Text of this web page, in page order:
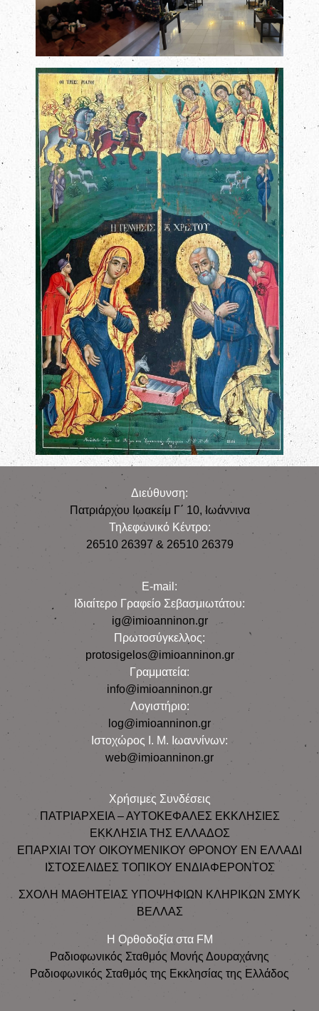
Διεύθυνση:
Πατριάρχου Ιωακείμ Γ΄ 10, Iωάννινα
Τηλεφωνικό Κέντρο:
26510 26397 & 26510 26379
E-mail:
Iδιαίτερο Γραφείο Σεβασμιωτάτου:
ig@imioanninon.gr
Πρωτοσύγκελλος:
protosigelos@imioanninon.gr
Γραμματεία:
info@imioanninon.gr
Λογιστήριο:
log@imioanninon.gr
Ιστοχώρος Ι. Μ. Ιωαννίνων:
web@imioanninon.gr
Χρήσιμες Συνδέσεις
ΠΑΤΡΙΑΡΧΕΙΑ – ΑΥΤΟΚΕΦΑΛΕΣ ΕΚΚΛΗΣΙΕΣ
ΕΚΚΛΗΣΙΑ ΤΗΣ ΕΛΛΑΔΟΣ
ΕΠΑΡΧΙΑΙ ΤΟΥ ΟΙΚΟΥΜΕΝΙΚΟΥ ΘΡΟΝΟΥ ΕΝ ΕΛΛΑΔΙ
ΙΣΤΟΣΕΛΙΔΕΣ ΤΟΠΙΚΟΥ ΕΝΔΙΑΦΕΡΟΝΤΟΣ
ΣΧΟΛΗ ΜΑΘΗΤΕΙΑΣ ΥΠΟΨΗΦΙΩΝ ΚΛΗΡΙΚΩΝ ΣΜΥΚ
ΒΕΛΛΑΣ
Η Ορθοδοξία στα FM
Ραδιοφωνικός Σταθμός Μονής Δουραχάνης
Ραδιοφωνικός Σταθμός της Εκκλησίας της Ελλάδος